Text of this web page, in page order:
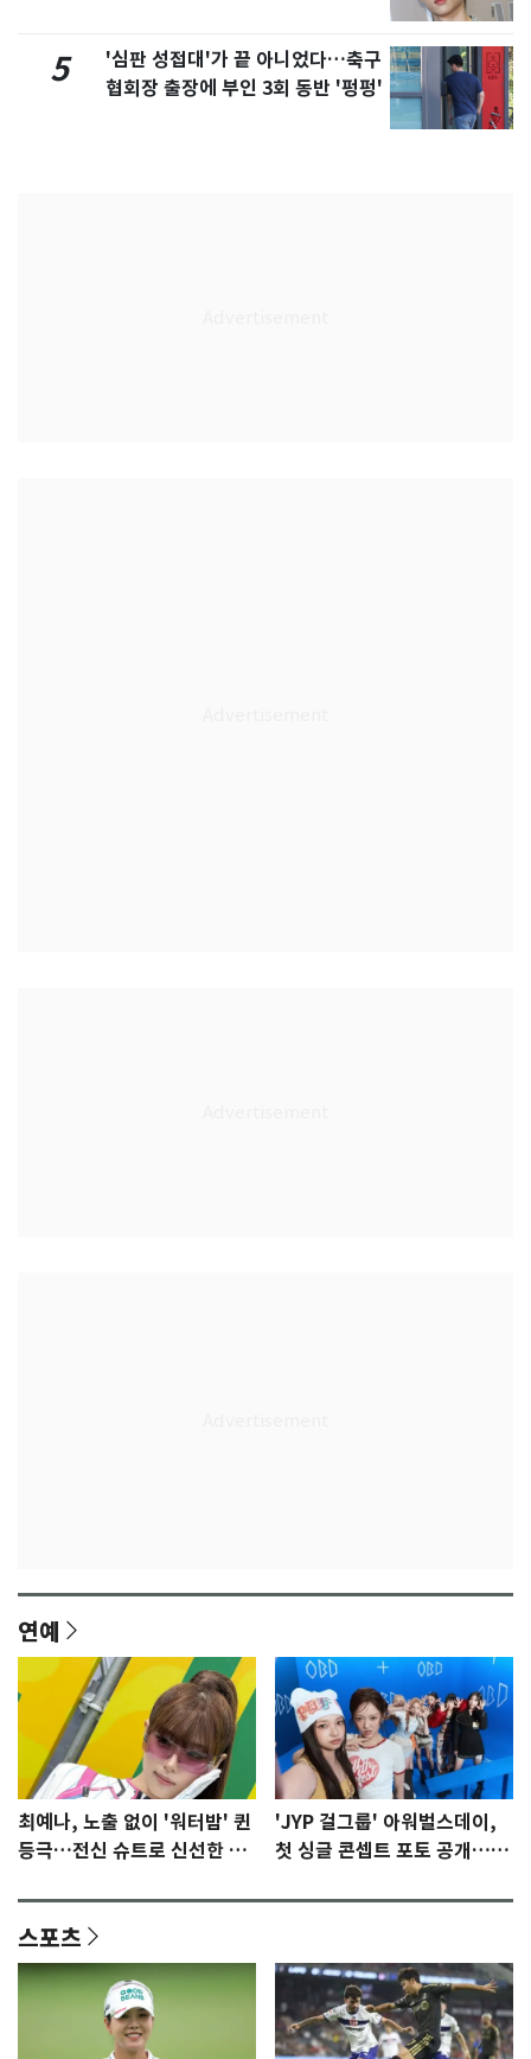
5
'심판 성접대'가 끝 아니었다…축구
협회장 출장에 부인 3회 동반 '펑펑'
연예
최예나, 노출 없이 '워터밤' 퀸
등극…전신 슈트로 신선한 충
'JYP 걸그룹' 아워벌스데이,
첫 싱글 콘셉트 포토 공개…청
스포츠